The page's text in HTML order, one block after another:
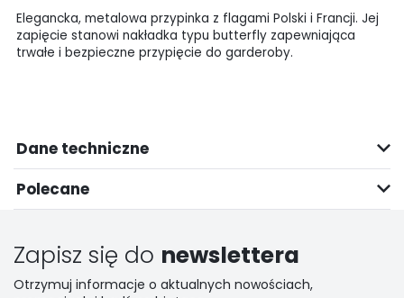
Elegancka, metalowa przypinka z flagami Polski i Francji. Jej
zapięcie stanowi nakładka typu butterfly zapewniająca
trwałe i bezpieczne przypięcie do garderoby.
Dane techniczne
Polecane
Zapisz się do newslettera
Otrzymuj informacje o aktualnych nowościach,